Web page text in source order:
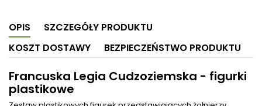
OPIS
SZCZEGÓŁY PRODUKTU
KOSZT DOSTAWY
BEZPIECZEŃSTWO PRODUKTU
Francuska Legia Cudzoziemska - figurki
plastikowe